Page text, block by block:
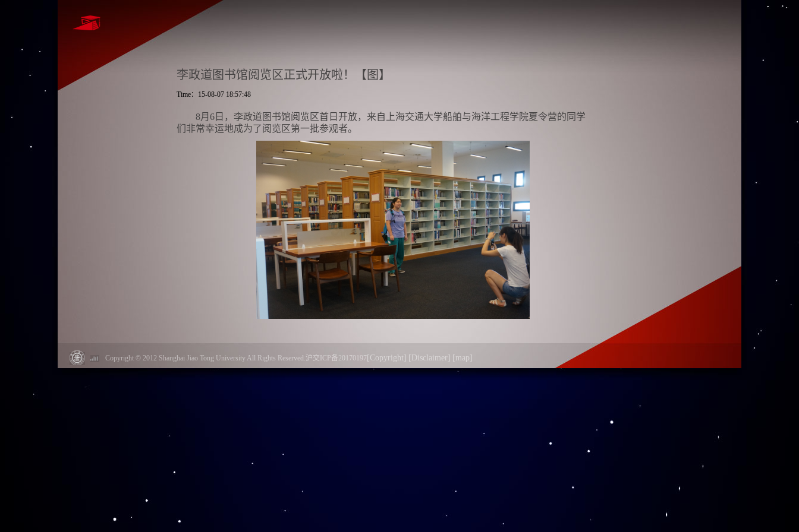
李政道图书馆阅览区正式开放啦！【图】
Time：15-08-07 18:57:48
8月 6 日，李政道图书馆阅览区首日开放，来自上海交通大学船舶与海洋工程学院夏令营的同学
们非常幸运地成为了阅览区第一批参观者。
同时，二楼阅览区一早迎来了第一位借阅者。来自上海交通大学数学系的朱林同学一开馆就迫
不及待地借阅到自己心仪已久的三本理学著作，满意而归。同时他还表示非常喜欢二楼阅览环境，
表示以后也要常来这里参观、阅览，勤勉学习，向李政道大师的科学精神致敬。
Copyright © 2012 Shanghai Jiao Tong University All Rights Reserved.沪交ICP备20170197[Copyright] [Disclaimer] [map]